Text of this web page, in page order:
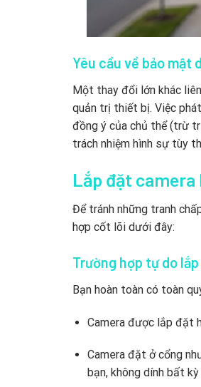
Yêu cầu về bảo mật
Một thay đổi lớn khác
quản trị thiết bị. Việc
đồng ý của chủ thể (trừ
trách nhiệm hình sự tùy
Lắp đặt camera
Để tránh những tranh
hợp cốt lõi dưới đây:
Trường hợp tự do
Bạn hoàn toàn có toàn
Camera được lắp đặt
Camera đặt ở cổng
bạn, không dính bất